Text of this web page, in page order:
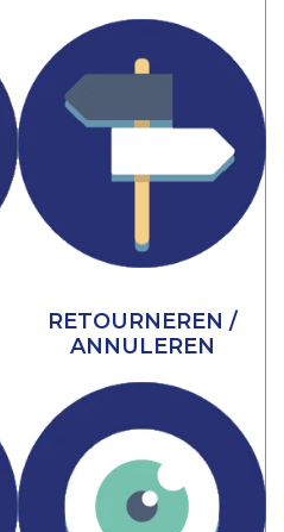
RETOURNEREN /
ANNULEREN